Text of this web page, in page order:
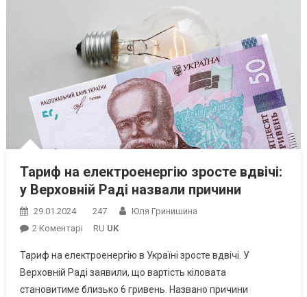
Тариф на електроенергію зросте вдвічі:
у Верховній Раді назвали причини
29.01.2024 247
Юля Гринишина
2 КоментаріДо
На
Електроенергію
Зросте
RU UK
Тариф на електроенергію в Україні зросте вдвічі. У
Верховній Раді заявили, що вартість кіловата
становитиме близько 6 гривень. Названо причини